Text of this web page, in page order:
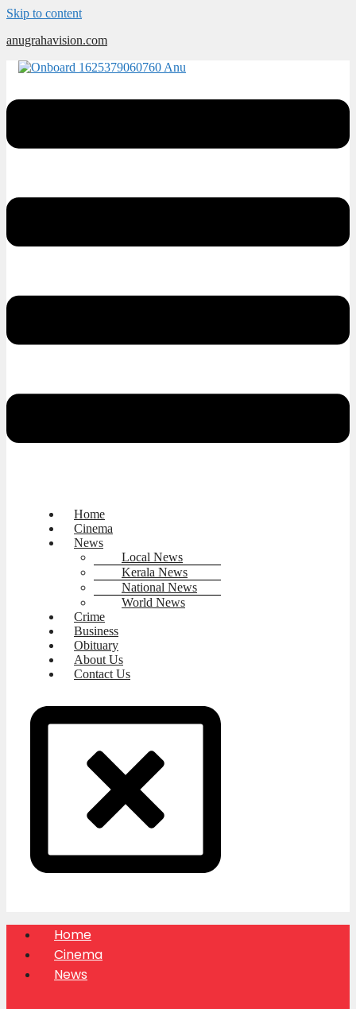
Skip to content
anugrahavision.com
Home
Cinema
News
Local News
Kerala News
National News
World News
Crime
Business
Obituary
About Us
Contact Us
Home
Cinema
News